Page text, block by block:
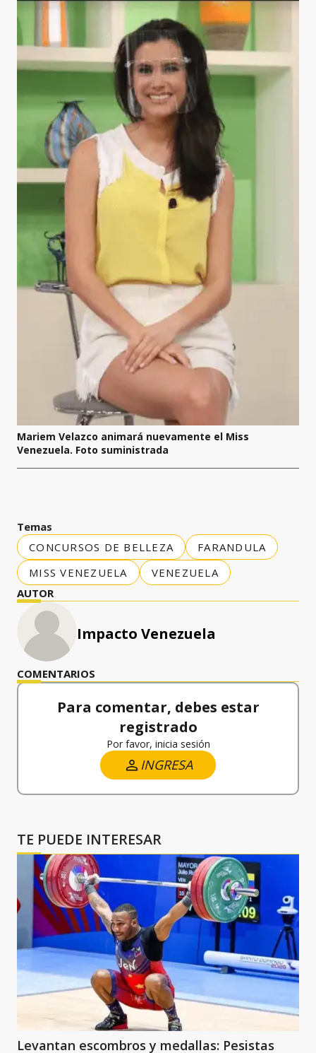
Mariem Velazco animará nuevamente el Miss
Venezuela. Foto suministrada
Temas
CONCURSOS DE BELLEZA
FARANDULA
MISS VENEZUELA
VENEZUELA
AUTOR
Impacto Venezuela
COMENTARIOS
Para comentar, debes estar
registrado
Por favor, inicia sesión
INGRESA
TE PUEDE INTERESAR
Levantan escombros y medallas: Pesistas